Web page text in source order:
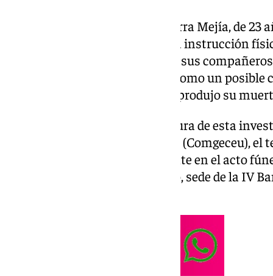
El caballero legionario Kevin Parra Mejía, de 23
de junio mientras realizaba una instrucción
las declaraciones de algunos de sus
Defensa investiga este suceso como un
joven hasta llegar al límite que produjo su
El encargado de iniciar la apertura de esta
Comandancia General de Ceuta (Comgeceu),
Lo hizo después de estar presente en el acto
fallecido en su acuartelamiento, sede de la IV